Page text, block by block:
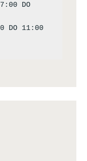
DO
DO 11:00